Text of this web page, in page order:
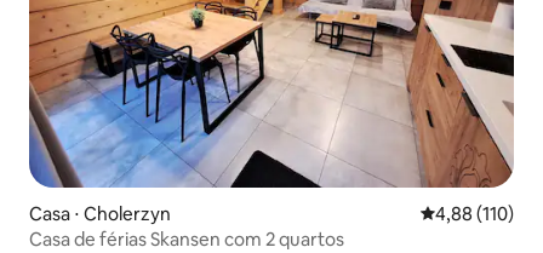
Casa ⋅ Cholerzyn 4,88 de uma
4,88 (110)
Casa de férias Skansen com 2 quartos